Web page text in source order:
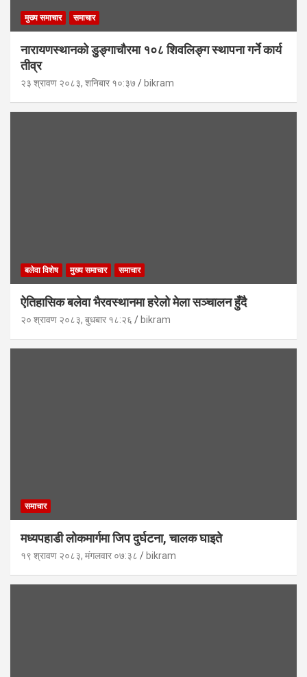
मुख्य समाचार समाचार
नारायणस्थानको डुङ्गाचौरमा १०८ शिवलिङ्ग स्थापना गर्ने कार्य
तीव्र
२३ श्रावण २०८३, शनिबार १०:३७ bikram
बलेवा विशेष मुख्य समाचार समाचार
ऐतिहासिक बलेवा भैरवस्थानमा हरेलो मेला सञ्चालन हुँदै
२० श्रावण २०८३, बुधबार १८:२६ bikram
समाचार
मध्यपहाडी लोकमार्गमा जिप दुर्घटना, चालक घाइते
१९ श्रावण २०८३, मंगलवार ०७:३८ bikram